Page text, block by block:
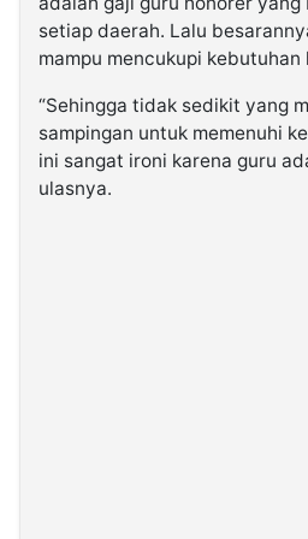
setiap daerah. Lalu
mampu mencukupi kebutuhan
“Sehingga tidak sedikit yang
sampingan untuk memenuhi
ini sangat ironi karena guru
ulasnya.